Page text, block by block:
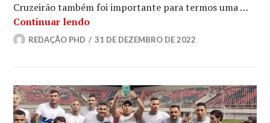
Cruzeirão também foi importante para termos uma …
Continuar lendo
REDAÇÃO PHD 31 DE DEZEMBRO DE 2022